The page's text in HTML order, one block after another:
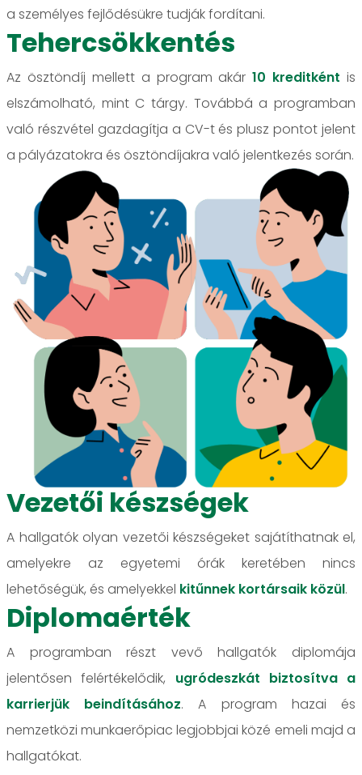
a személyes fejlődésükre tudják fordítani.
Tehercsökkentés
Az ösztöndíj mellett a program akár10 kreditként is
elszámolható, mint C tárgy. Továbbá a programban
való részvétel gazdagítja a CV-t és plusz pontot jelent
a pályázatokra és ösztöndíjakra való jelentkezés során.
Vezetői készségek
A hallgatók olyan vezetői készségeket sajátíthatnak el,
amelyekre az egyetemi órák keretében nincs
lehetőségük, és amelyekkel kitűnnek kortársaik közül.
Diplomaérték
A programban részt vevő hallgatók diplomája
jelentősen felértékelődik, ugródeszkát biztosítva a
karrierjük beindításához. A program hazai és
nemzetközi munkaerőpiac legjobbjai közé emeli majd a
hallgatókat.